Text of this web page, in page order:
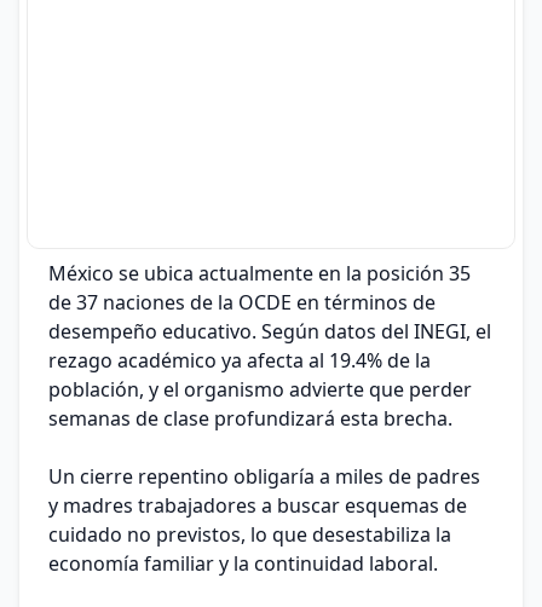
México se ubica actualmente en la posición 35
de 37 naciones de la OCDE en términos de
desempeño educativo. Según datos del INEGI, el
rezago académico ya afecta al 19.4% de la
población, y el organismo advierte que perder
semanas de clase profundizará esta brecha.
Un cierre repentino obligaría a miles de padres
y madres trabajadores a buscar esquemas de
cuidado no previstos, lo que desestabiliza la
economía familiar y la continuidad laboral.